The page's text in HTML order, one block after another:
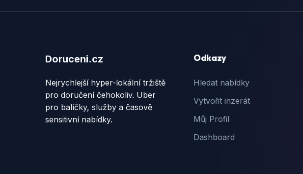
Doruceni.cz
Nejrychlejší hyper-lokální tržiště
pro doručení čehokoliv. Uber
pro balíčky, služby a časově
sensitivní nabídky.
Odkazy
Hledat nabídky
Vytvořit inzerát
Můj Profil
Dashboard